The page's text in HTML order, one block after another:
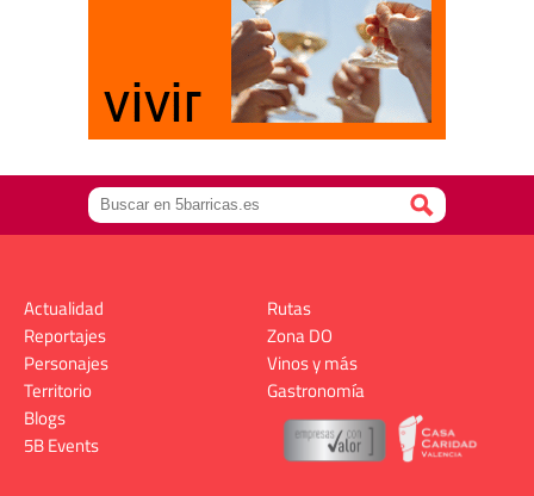
Actualidad
Reportajes
Personajes
Territorio
Rutas
Zona DO
Vinos y más
Gastronomía
Blogs
5B Events